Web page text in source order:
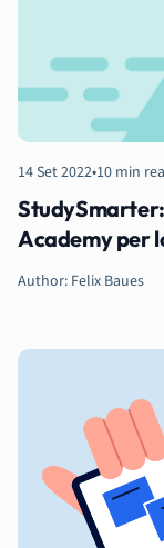
14 Set 2022•10 min
Academy per
Author: Felix Baues